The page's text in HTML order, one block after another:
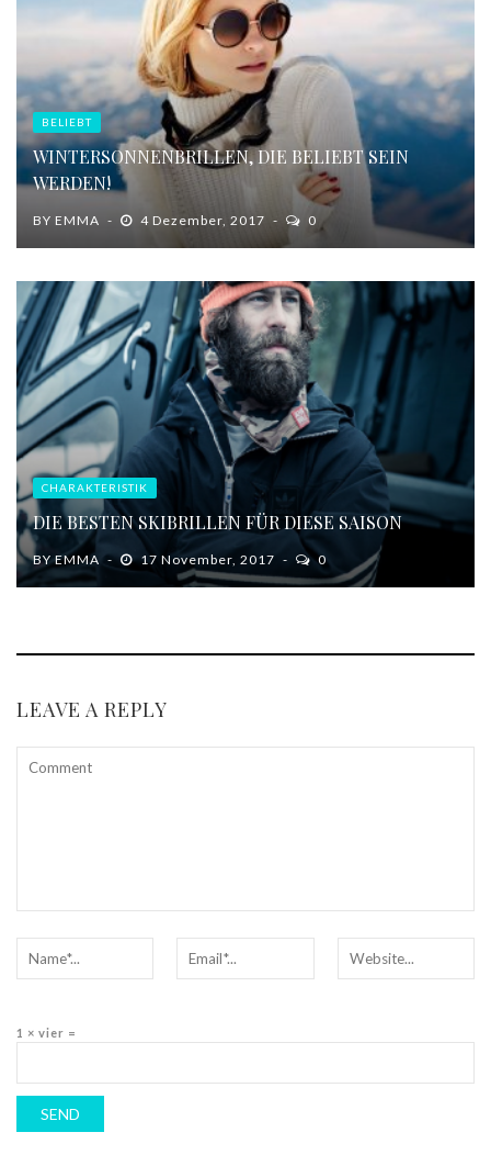
BELIEBT
WINTERSONNENBRILLEN, DIE BELIEBT SEIN
WERDEN!
BY EMMA 4 Dezember, 2017 0
CHARAKTERISTIK
DIE BESTEN SKIBRILLEN FÜR DIESE SAISON
BYEMMA 17 November, 2017 0
LEAVE A REPLY
1 × vier =